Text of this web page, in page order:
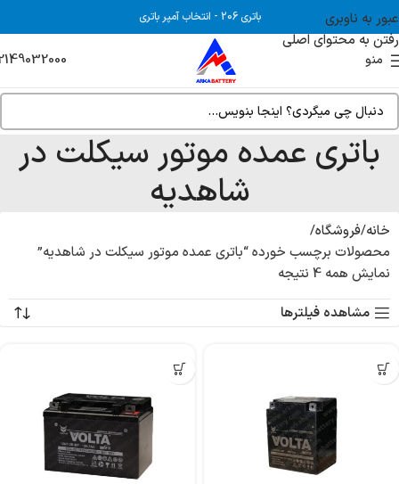
عبور به ناوبری
رفتن به محتوای اصلی
باتری 206 - انتخاب آمپر باتری
منو
باتری عمده موتور سیکلت در
شاهدیه
خانه فروشگاه
محصولات برچسب خورده “باتری عمده موتور سیکلت در شاهدیه”
نمایش همه 4 نتیجه
مشاهده فیلترها